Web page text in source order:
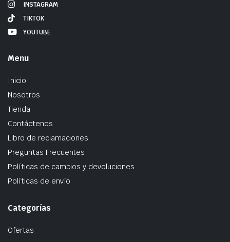
INSTAGRAM
TIKTOK
YOUTUBE
Menu
Inicio
Nosotros
Tienda
Contáctenos
Libro de reclamaciones
Preguntas Frecuentes
Políticas de cambios y devoluciones
Políticas de envío
Categorías
Ofertas